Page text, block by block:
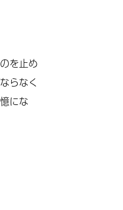
を止め
らなく
にな